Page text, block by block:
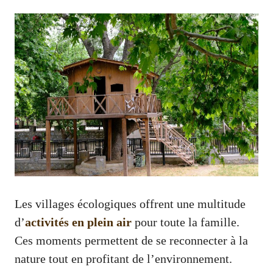
Les villages écologiques offrent une multitude
d’activités en plein air pour toute la famille.
Ces moments permettent de se reconnecter à la
nature tout en profitant de l’environnement.